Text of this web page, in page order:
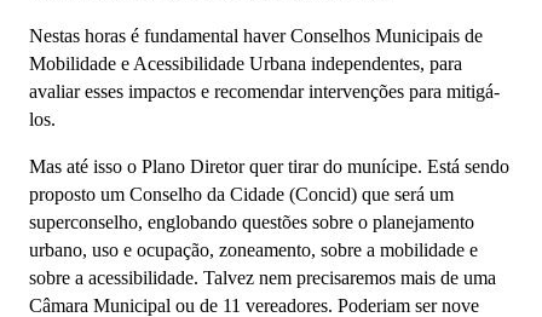
Nestas horas é fundamental haver Conselhos Municipais de
Mobilidade e Acessibilidade Urbana independentes, para
avaliar esses impactos e recomendar intervenções para mitigá-
los.
Mas até isso o Plano Diretor quer tirar do munícipe. Está sendo
proposto um Conselho da Cidade (Concid) que será um
superconselho, englobando questões sobre o planejamento
urbano, uso e ocupação, zoneamento, sobre a mobilidade e
sobre a acessibilidade. Talvez nem precisaremos mais de uma
Câmara Municipal ou de 11 vereadores. Poderiam ser nove